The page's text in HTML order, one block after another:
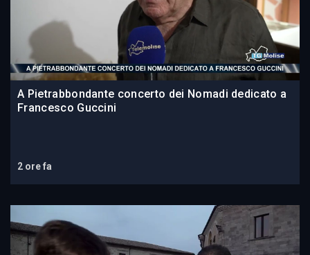
A Pietrabbondante concerto dei Nomadi dedicato a
Francesco Guccini
2 ore fa